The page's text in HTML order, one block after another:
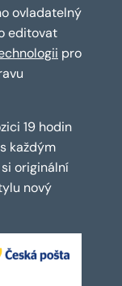
ovladatelný
editovat
pro
19 hodin
každým
originální
nový